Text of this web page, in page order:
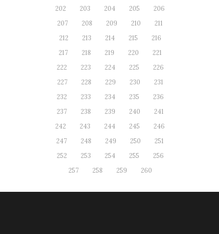
202
203 204 205
206
207
208 209 210
211
212
213 214 215
216
217
218 219 220
221
222
223 224 225
226
227
228 229 230
231
232
233 234 235
236
237
238 239 240
241
242
243 244 245
246
247
248 249 250
251
252
253 254 255
256
257
258 259 260